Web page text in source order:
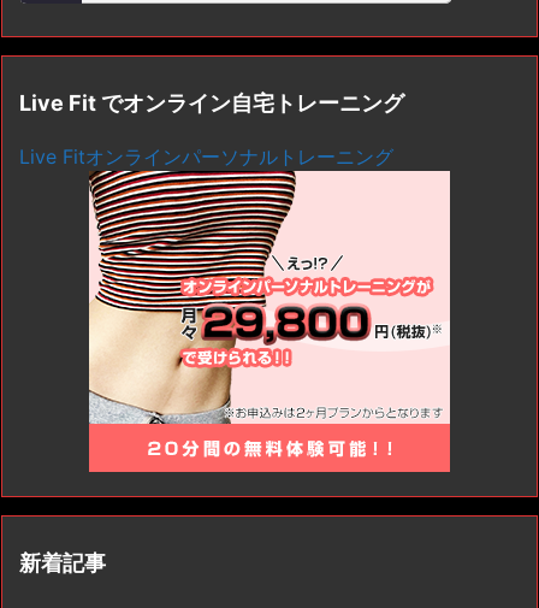
Live Fit でオンライン自宅トレーニング
Live Fitオンラインパーソナルトレーニング
新着記事